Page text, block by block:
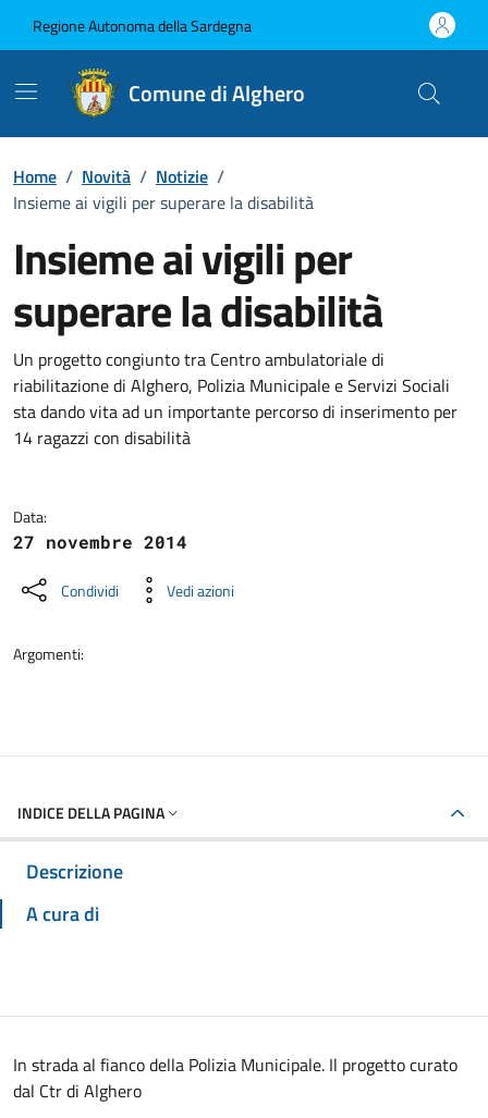
Regione Autonoma della Sardegna
Comune di Alghero
Home / Novità / Notizie /
Insieme ai vigili per superare la disabilità
Insieme ai vigili per
superare la disabilità
Dettagli della notizia
Un progetto congiunto tra Centro ambulatoriale di
riabilitazione di Alghero, Polizia Municipale e Servizi Sociali
sta dando vita ad un importante percorso di inserimento per
14 ragazzi con disabilità
Data:
27 novembre 2014
Condividi Vedi azioni
Argomenti:
INDICE DELLA PAGINA
Descrizione
A cura di
In strada al fianco della Polizia Municipale. Il progetto curato
dal Ctr di Alghero